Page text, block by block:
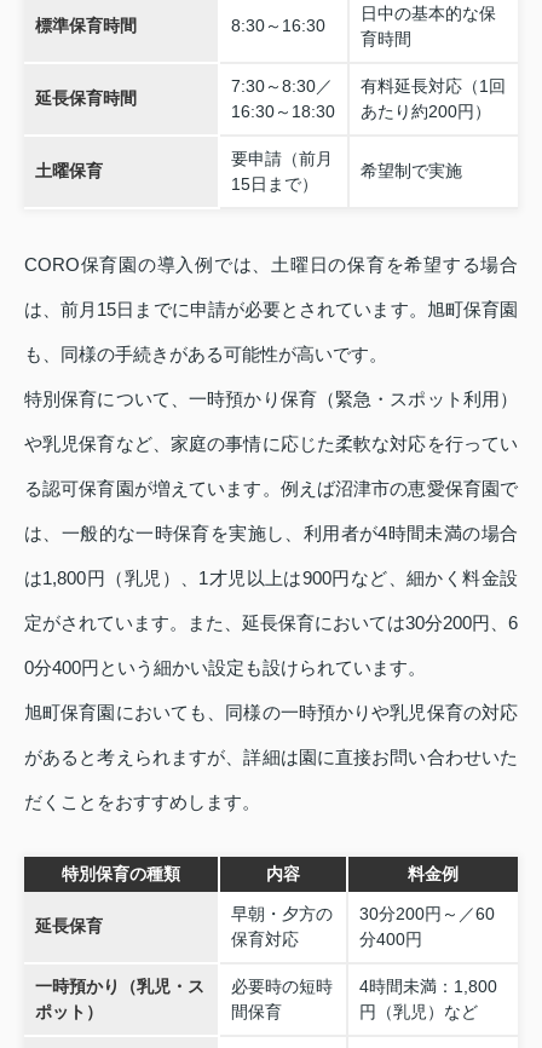
標準保育時間 8:30～16:30
日中の基本的な保
育時間
延長保育時間
7:30～8:30／
16:30～18:30
有料延長対応（1回
あたり約200円）
土曜保育
要申請（前月
15日まで）
希望制で実施
CORO保育園の導入例では、土曜日の保育を希望する場合
は、前月15日までに申請が必要とされています。旭町保育園
も、同様の手続きがある可能性が高いです。
特別保育について、一時預かり保育（緊急・スポット利用）
や乳児保育など、家庭の事情に応じた柔軟な対応を行ってい
る認可保育園が増えています。例えば沼津市の恵愛保育園で
は、一般的な一時保育を実施し、利用者が4時間未満の場合
は1,800円（乳児）、1才児以上は900円など、細かく料金設
定がされています。また、延長保育においては30分200円、6
0分400円という細かい設定も設けられています。
旭町保育園においても、同様の一時預かりや乳児保育の対応
があると考えられますが、詳細は園に直接お問い合わせいた
だくことをおすすめします。
特別保育の種類 内容 料金例
延長保育
早朝・夕方の
保育対応
30分200円～／60
分400円
一時預かり（乳児・ス
ポット）
必要時の短時
間保育
4時間未満：1,800
円（乳児）など